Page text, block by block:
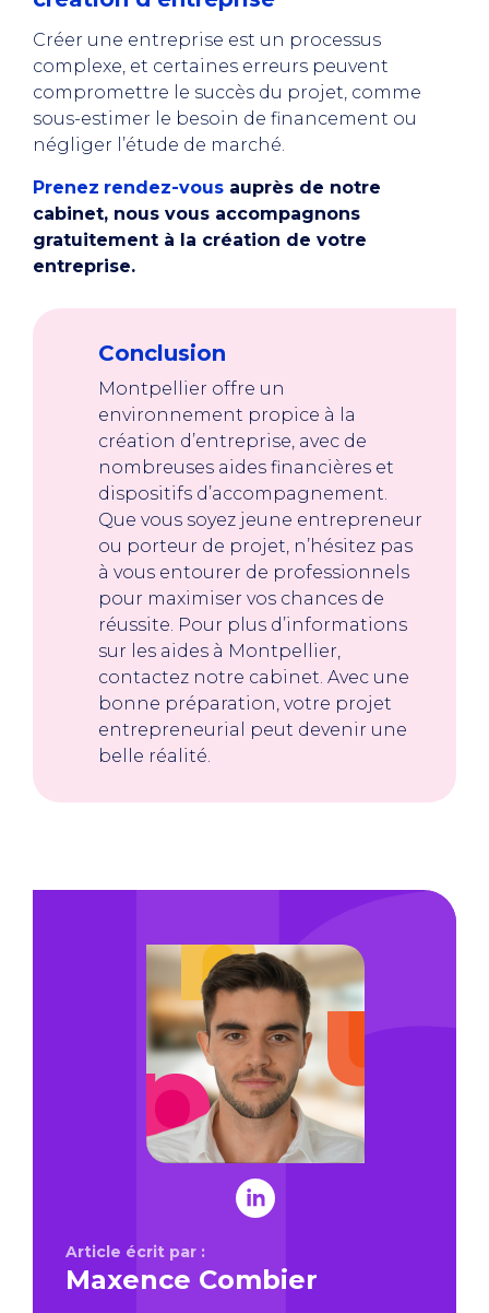
Créer une entreprise est un processus
complexe, et certaines erreurs peuvent
compromettre le succès du projet, comme
sous-estimer le besoin de financement ou
négliger l’étude de marché.
Prenez rendez-vous auprès de notre
cabinet, nous vous accompagnons
gratuitement à la création de votre
entreprise.
Conclusion
Montpellier offre un
environnement propice à la
création d’entreprise, avec de
nombreuses aides financières et
dispositifs d’accompagnement.
Que vous soyez jeune entrepreneur
ou porteur de projet, n’hésitez pas
à vous entourer de professionnels
pour maximiser vos chances de
réussite. Pour plus d’informations
sur les aides à Montpellier,
contactez notre cabinet. Avec une
bonne préparation, votre projet
entrepreneurial peut devenir une
belle réalité.
Article écrit par :
Maxence Combier